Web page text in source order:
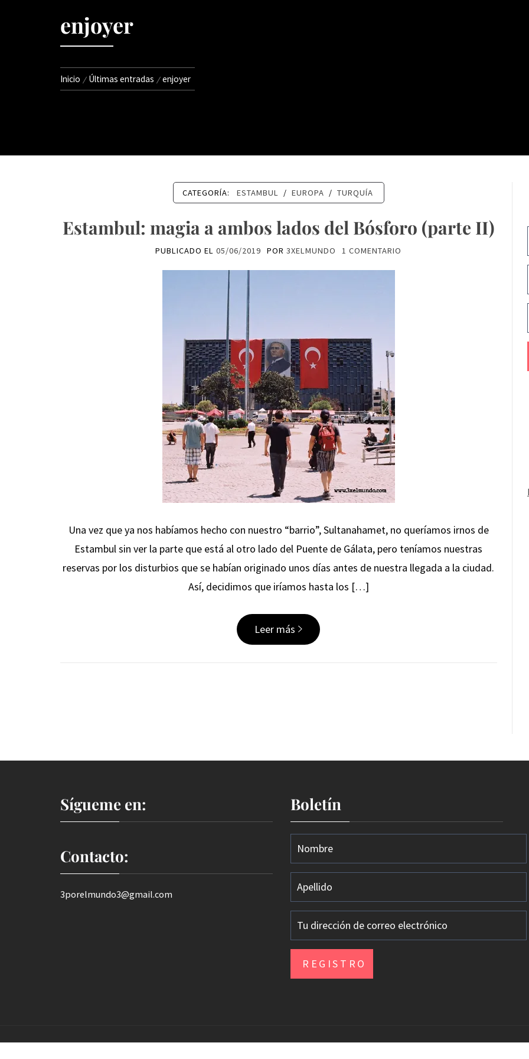
enjoyer
Inicio Últimas entradas enjoyer
CATEGORÍA: ESTAMBUL / EUROPA / TURQUÍA
Estambul: magia a ambos lados del Bósforo (parte II)
PUBLICADO EL05/06/2019 POR3XELMUNDO 1 COMENTARIO
Una vez que ya nos habíamos hecho con nuestro “barrio”, Sultanahamet, no queríamos irnos de
Estambul sin ver la parte que está al otro lado del Puente de Gálata, pero teníamos nuestras
reservas por los disturbios que se habían originado unos días antes de nuestra llegada a la ciudad.
Así, decidimos que iríamos hasta los […]
Leer más
Sígueme en:
Contacto:
3porelmundo3@gmail.com
Boletín
Copyright. Todos los derechos reservados Tema: Galway Lite por